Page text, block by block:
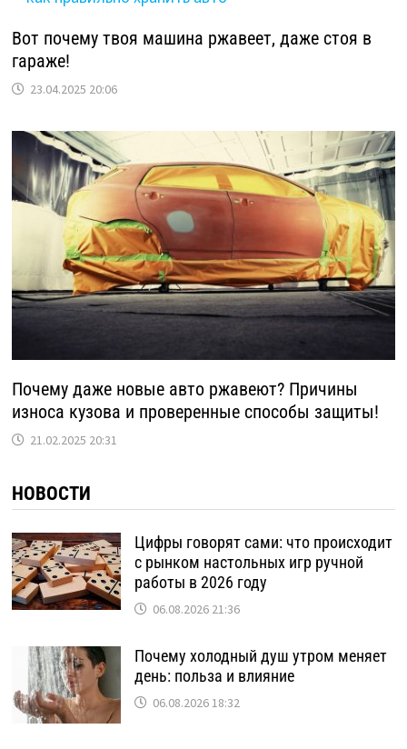
Вот почему твоя машина ржавеет, даже стоя в
гараже!
23.04.2025 20:06
Почему даже новые авто ржавеют? Причины
износа кузова и проверенные способы защиты!
21.02.2025 20:31
НОВОСТИ
Цифры говорят сами: что происходит
с рынком настольных игр ручной
работы в 2026 году
06.08.2026 21:36
Почему холодный душ утром меняет
день: польза и влияние
06.08.2026 18:32